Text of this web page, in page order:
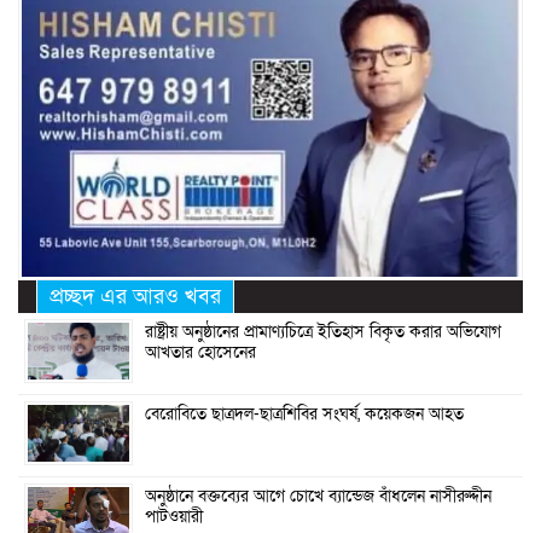
প্রচ্ছদ এর আরও খবর
রাষ্ট্রীয় অনুষ্ঠানের প্রামাণ্যচিত্রে ইতিহাস বিকৃত করার অভিযোগ
আখতার হোসেনের
বেরোবিতে ছাত্রদল-ছাত্রশিবির সংঘর্ষ, কয়েকজন আহত
অনুষ্ঠানে বক্তব্যের আগে চোখে ব্যান্ডেজ বাঁধলেন নাসীরুদ্দীন
পাটওয়ারী